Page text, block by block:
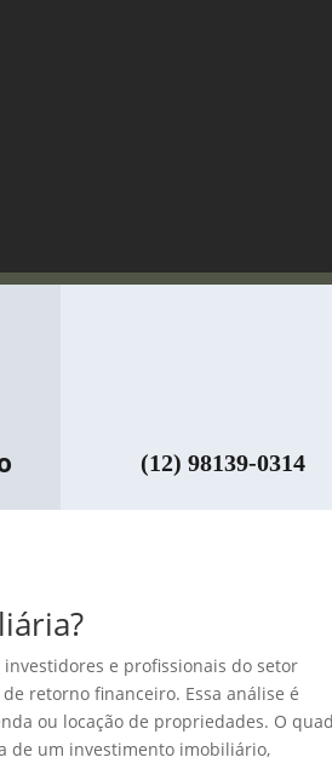
(12) 98139-0314
e profissionais do setor
retorno financeiro. Essa análise é
ou locação de propriedades. O
de um investimento imobiliário,